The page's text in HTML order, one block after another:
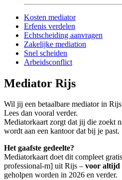
Kosten mediator
Erfenis verdelen
Echtscheiding aanvragen
Zakelijke mediation
Snel scheiden
Arbeidsconflict
Mediator Rijs
Wil jij een betaalbare mediator in
Lees dan vooral verder.
Mediatorkaart zorgt dat jij die zoekt
wordt aan een kantoor dat bij je past.
Het gaafste gedeelte?
Mediatorkaart doet dit compleet
professional-m] uit Rijs – voor altijd
geholpen worden in 2026 en verder.